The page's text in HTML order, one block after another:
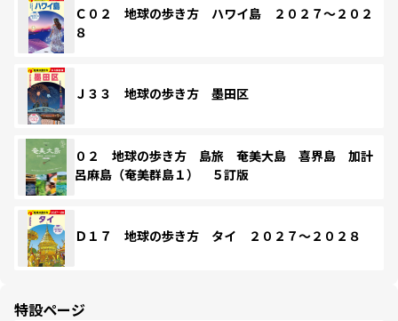
Ｃ０２ 地球の歩き方 ハワイ島 ２０２７～２０２
８
Ｊ３３ 地球の歩き方 墨田区
０２ 地球の歩き方 島旅 奄美大島 喜界島 加計
呂麻島（奄美群島１） ５訂版
Ｄ１７ 地球の歩き方 タイ ２０２７～２０２８
特設ページ